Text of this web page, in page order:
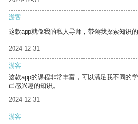
游客
这款app就像我的私人导师，带领我探索知识的
2024-12-31
游客
这款app的课程非常丰富，可以满足我不同的
己感兴趣的知识。
2024-12-31
游客